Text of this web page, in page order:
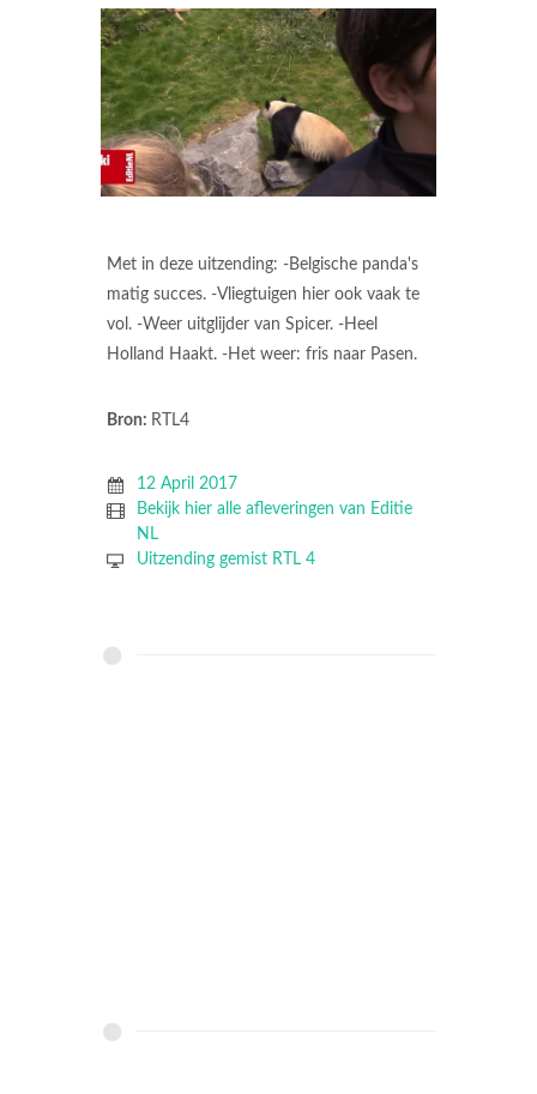
Met in deze uitzending: -Belgische panda's
matig succes. -Vliegtuigen hier ook vaak te
vol. -Weer uitglijder van Spicer. -Heel
Holland Haakt. -Het weer: fris naar Pasen.
Bron: RTL4
12 April 2017
Bekijk hier alle afleveringen van Editie
NL
Uitzending gemist RTL 4